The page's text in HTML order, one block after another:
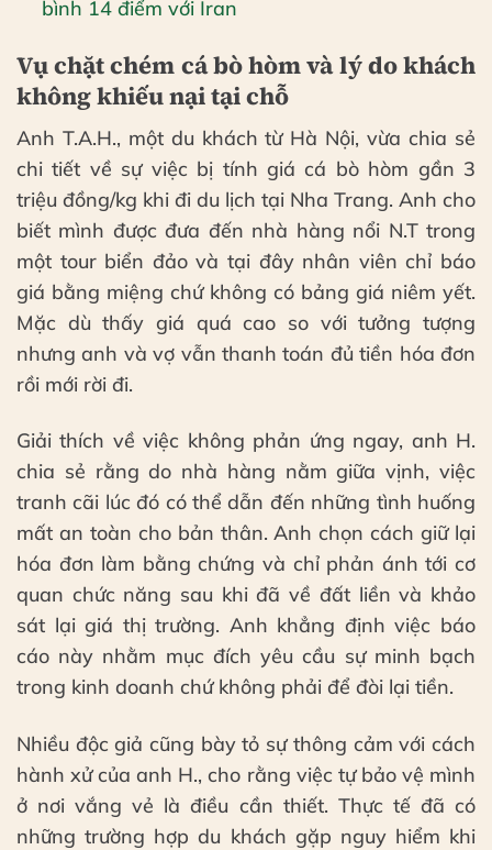
bình 14 điểm với Iran
Vụ chặt chém cá bò hòm và lý do khách
không khiếu nại tại chỗ
Anh T.A.H., một du khách từ Hà Nội, vừa chia sẻ
chi tiết về sự việc bị tính giá cá bò hòm gần 3
triệu đồng/kg khi đi du lịch tại Nha Trang. Anh cho
biết mình được đưa đến nhà hàng nổi N.T trong
một tour biển đảo và tại đây nhân viên chỉ báo
giá bằng miệng chứ không có bảng giá niêm yết.
Mặc dù thấy giá quá cao so với tưởng tượng
nhưng anh và vợ vẫn thanh toán đủ tiền hóa đơn
rồi mới rời đi.
Giải thích về việc không phản ứng ngay, anh H.
chia sẻ rằng do nhà hàng nằm giữa vịnh, việc
tranh cãi lúc đó có thể dẫn đến những tình huống
mất an toàn cho bản thân. Anh chọn cách giữ lại
hóa đơn làm bằng chứng và chỉ phản ánh tới cơ
quan chức năng sau khi đã về đất liền và khảo
sát lại giá thị trường. Anh khẳng định việc báo
cáo này nhằm mục đích yêu cầu sự minh bạch
trong kinh doanh chứ không phải để đòi lại tiền.
Nhiều độc giả cũng bày tỏ sự thông cảm với cách
hành xử của anh H., cho rằng việc tự bảo vệ mình
ở nơi vắng vẻ là điều cần thiết. Thực tế đã có
những trường hợp du khách gặp nguy hiểm khi